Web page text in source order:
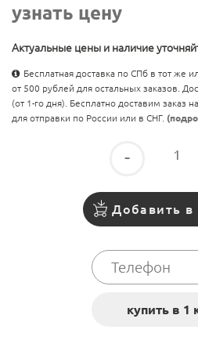
узнать цену
Актуальные цены и наличие
Бесплатная доставка по СПб в тот же
от 500 рублей для остальных заказов.
(от 1-го дня). Бесплатно доставим заказ
для отправки по России или в СНГ.
-
Добавить в